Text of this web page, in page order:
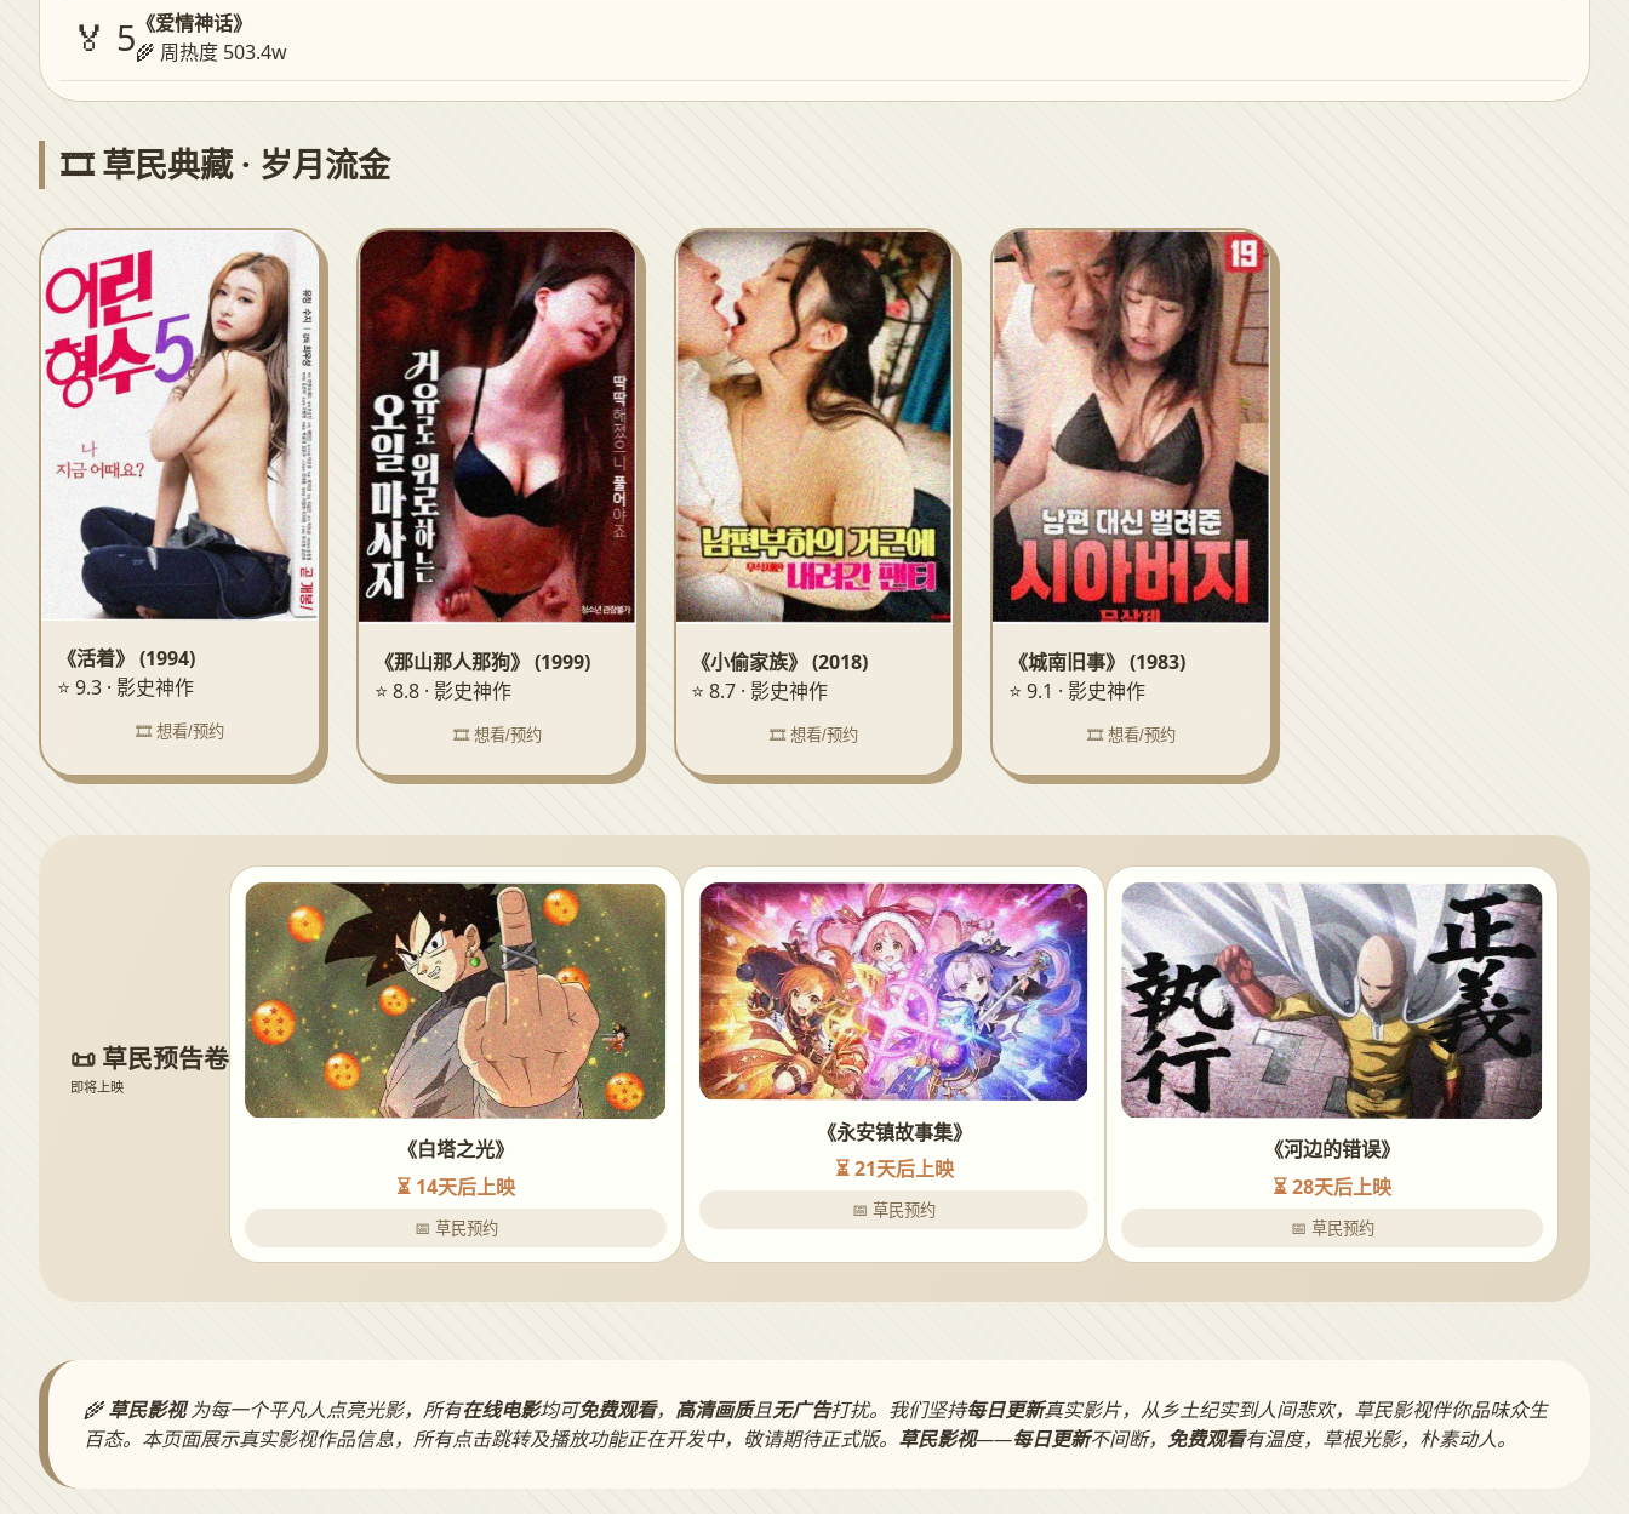
🏅 5 《爱情神话》
🌾 周热度 503.4w
🎞️ 草民典藏 · 岁月流金
《活着》 (1994)
⭐ 9.3 · 影史神作
🎞️ 想看/预约
《那山那人那狗》 (1999)
⭐ 8.8 · 影史神作
🎞️ 想看/预约
《小偷家族》 (2018)
⭐ 8.7 · 影史神作
🎞️ 想看/预约
《城南旧事》 (1983)
⭐ 9.1 · 影史神作
🎞️ 想看/预约
📜 草民预告卷
即将上映
《白塔之光》
⏳ 14天后上映
📅 草民预约
《永安镇故事集》
⏳ 21天后上映
📅 草民预约
《河边的错误》
⏳ 28天后上映
📅 草民预约
🌾草民影视为每一个平凡人点亮光影，所有在线电影均可免费观看， 高清画质且无广告打扰。我们坚持每日更新真实影片，从乡土纪实到人间悲欢，草民影视伴你品味众生
百态。本页面展示真实影视作品信息，所有点击跳转及播放功能正在开发中，敬请期待正式版。 草民影视——每日更新不间断， 免费观看有温度，草根光影，朴素动人。